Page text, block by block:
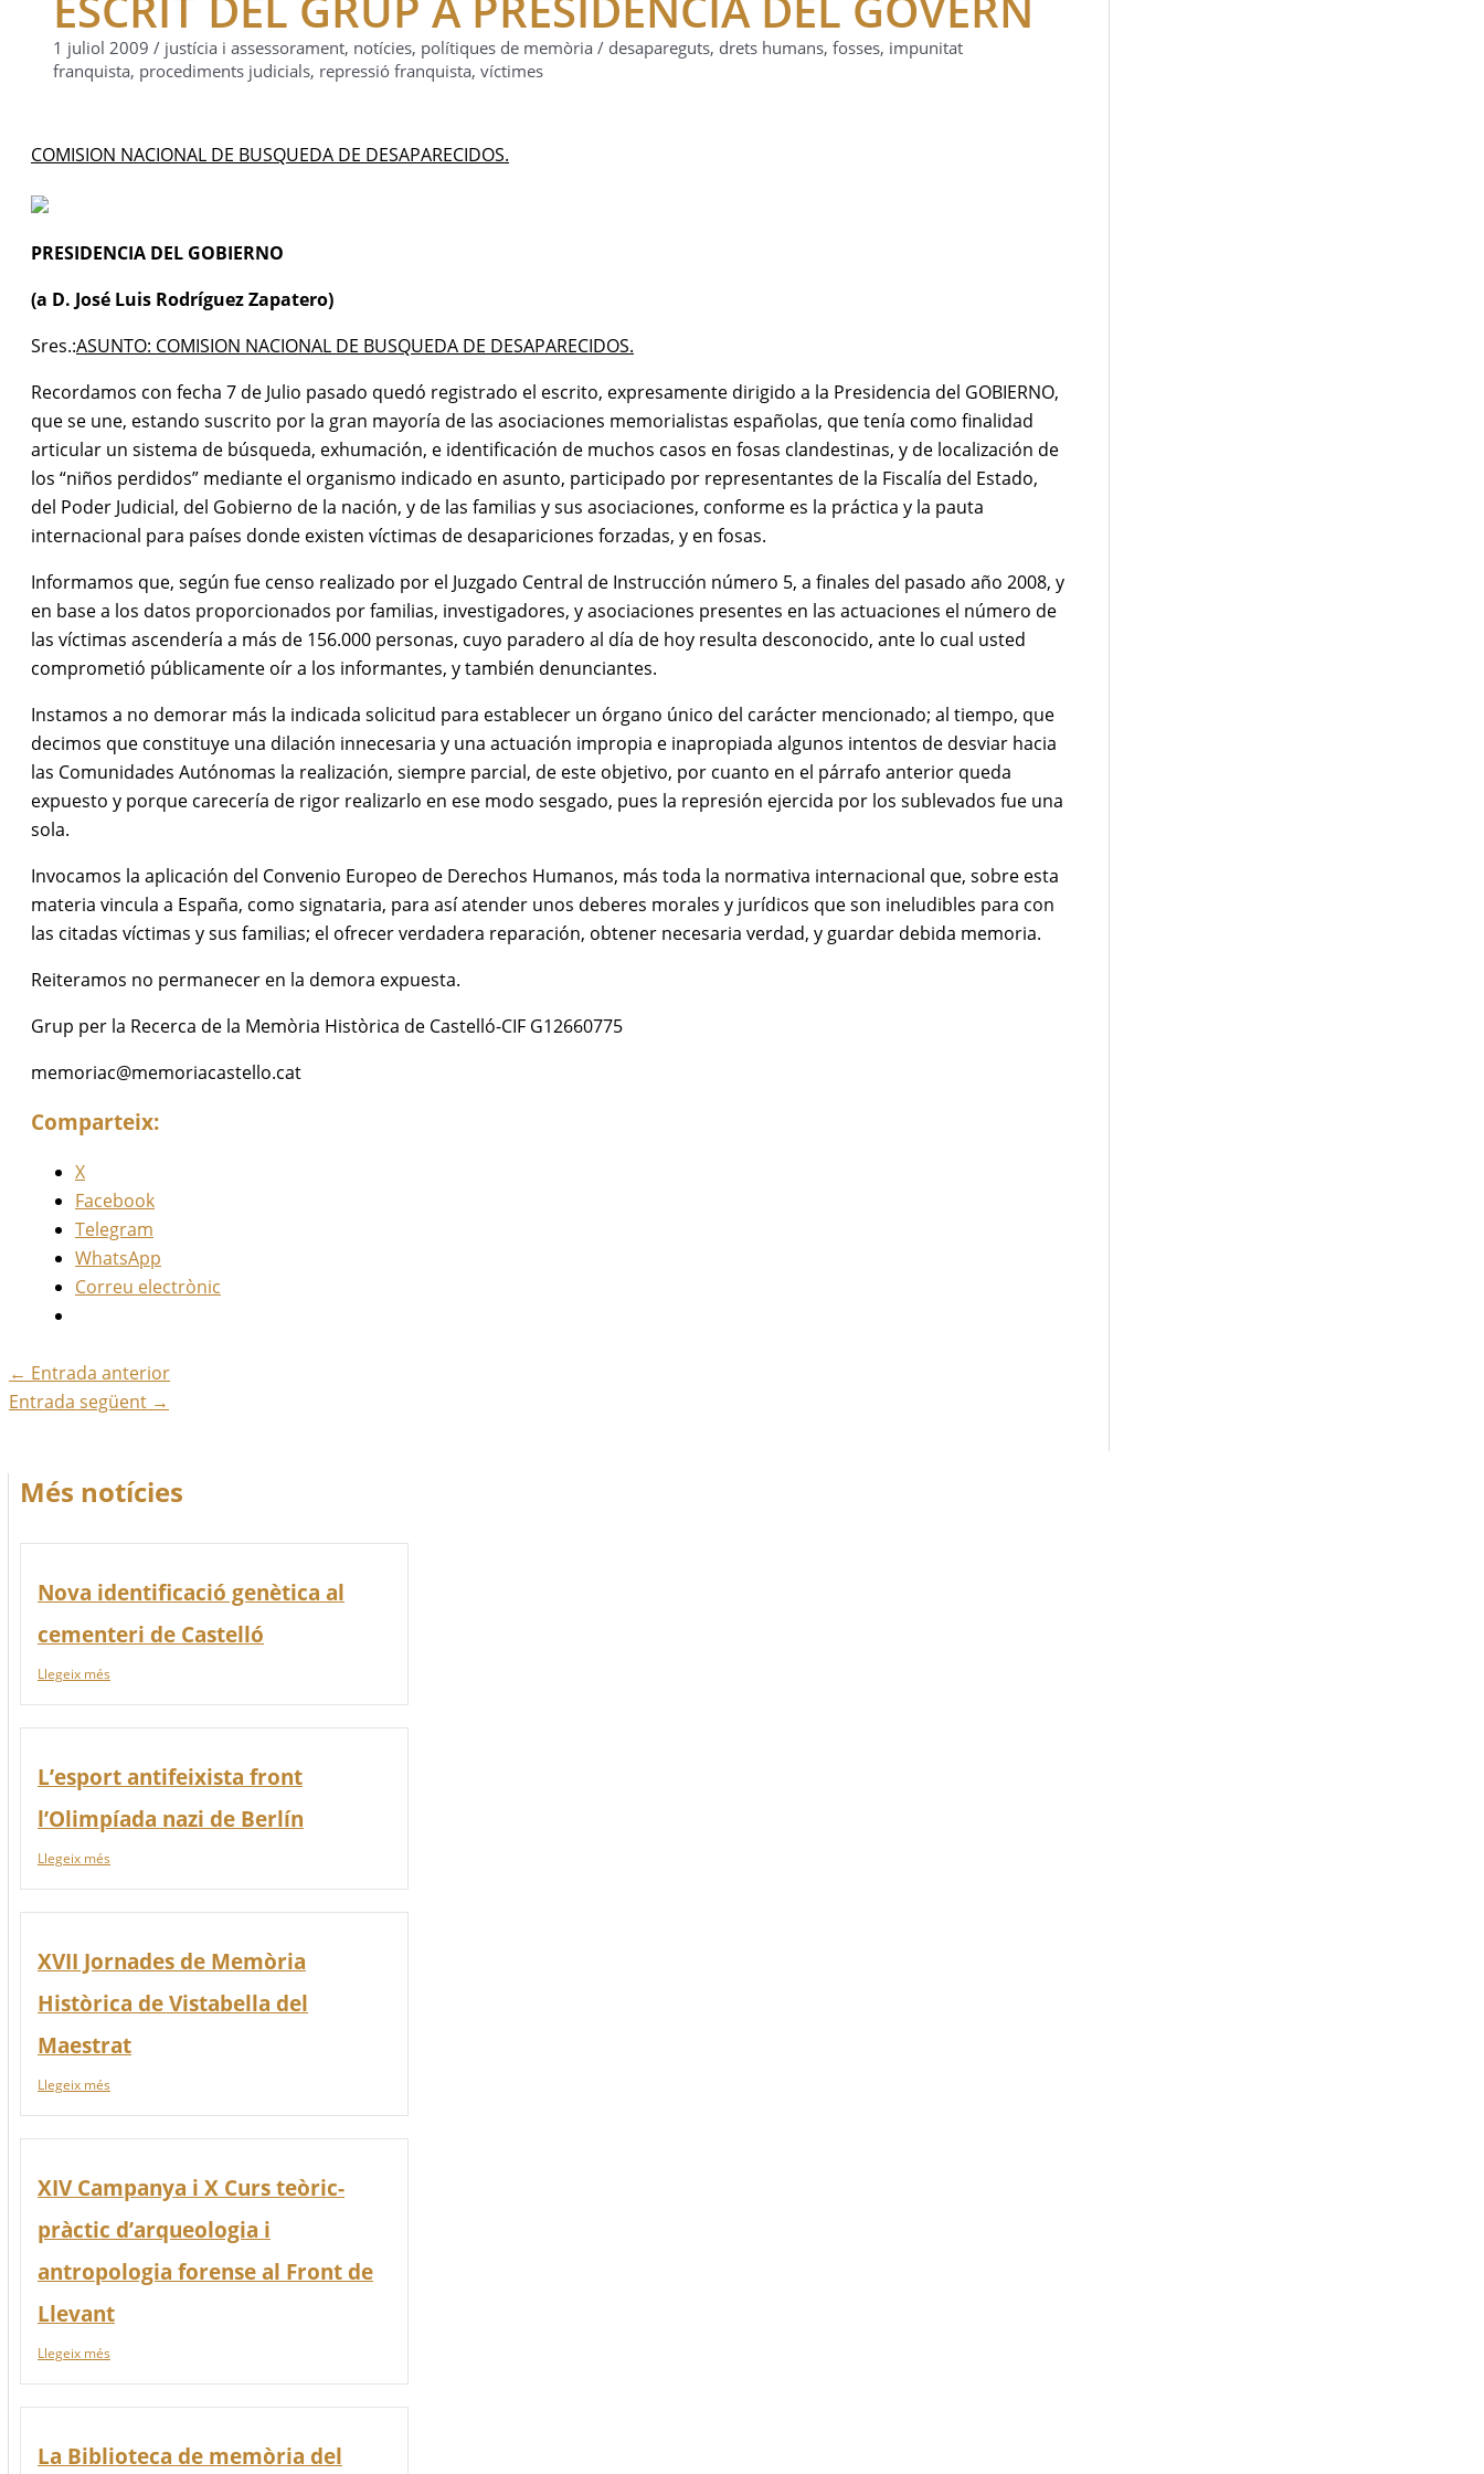
1 juliol 2009 / justícia i assessorament, notícies, polítiques de memòria / desapareguts, drets humans, fosses, impunitat
franquista, procediments judicials, repressió franquista, víctimes
COMISION NACIONAL DE BUSQUEDA DE DESAPARECIDOS.
PRESIDENCIA DEL GOBIERNO
(a D. José Luis Rodríguez Zapatero)
Sres.:ASUNTO: COMISION NACIONAL DE BUSQUEDA DE DESAPARECIDOS.
Recordamos con fecha 7 de Julio pasado quedó registrado el escrito, expresamente dirigido a la Presidencia del GOBIERNO,
que se une, estando suscrito por la gran mayoría de las asociaciones memorialistas españolas, que tenía como finalidad
articular un sistema de búsqueda, exhumación, e identificación de muchos casos en fosas clandestinas, y de localización de
los “niños perdidos” mediante el organismo indicado en asunto, participado por representantes de la Fiscalía del Estado,
del Poder Judicial, del Gobierno de la nación, y de las familias y sus asociaciones, conforme es la práctica y la pauta
internacional para países donde existen víctimas de desapariciones forzadas, y en fosas.
Informamos que, según fue censo realizado por el Juzgado Central de Instrucción número 5, a finales del pasado año 2008, y
en base a los datos proporcionados por familias, investigadores, y asociaciones presentes en las actuaciones el número de
las víctimas ascendería a más de 156.000 personas, cuyo paradero al día de hoy resulta desconocido, ante lo cual usted
comprometió públicamente oír a los informantes, y también denunciantes.
Instamos a no demorar más la indicada solicitud para establecer un órgano único del carácter mencionado; al tiempo, que
decimos que constituye una dilación innecesaria y una actuación impropia e inapropiada algunos intentos de desviar hacia
las Comunidades Autónomas la realización, siempre parcial, de este objetivo, por cuanto en el párrafo anterior queda
expuesto y porque carecería de rigor realizarlo en ese modo sesgado, pues la represión ejercida por los sublevados fue una
sola.
Invocamos la aplicación del Convenio Europeo de Derechos Humanos, más toda la normativa internacional que, sobre esta
materia vincula a España, como signataria, para así atender unos deberes morales y jurídicos que son ineludibles para con
las citadas víctimas y sus familias; el ofrecer verdadera reparación, obtener necesaria verdad, y guardar debida memoria.
Reiteramos no permanecer en la demora expuesta.
Grup per la Recerca de la Memòria Històrica de Castelló-CIF G12660775
memoriac@memoriacastello.cat
Comparteix:
X
Facebook
Telegram
WhatsApp
Correu electrònic
← Entrada anterior
Entrada següent →
Més notícies
Nova identificació genètica al
cementeri de Castelló
Llegeix més
L’esport antifeixista front
l’Olimpíada nazi de Berlín
Llegeix més
XVII Jornades de Memòria
Històrica de Vistabella del
Maestrat
Llegeix més
XIV Campanya i X Curs teòric-
pràctic d’arqueologia i
antropologia forense al Front de
Llevant
Llegeix més
La Biblioteca de memòria del